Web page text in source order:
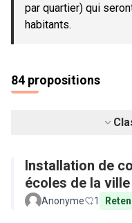
par quartier) qui
habitants.
84 propositions
Installation de
écoles de la ville
Anonyme 1